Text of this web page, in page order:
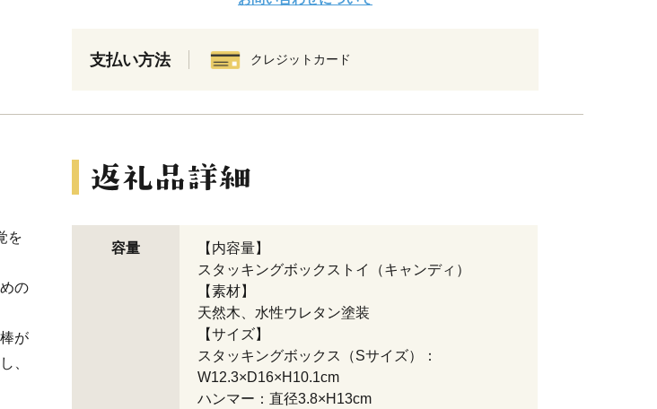
支払い方法 クレジットカード
を
の
が
、
容量
【内容量】
スタッキングボックストイ（キャンディ）
【素材】
天然木、水性ウレタン塗装
【サイズ】
スタッキングボックス（Sサイズ）：
W12.3×D16×H10.1cm
ハンマー：直径3.8×H13cm